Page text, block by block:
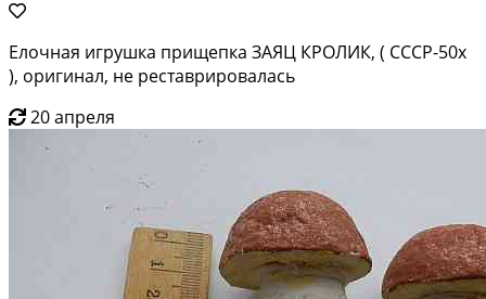
Елочная игрушка прищепка ЗАЯЦ КРОЛИК, ( СССР-50х
), оригинал, не реставрировалась
20 апреля